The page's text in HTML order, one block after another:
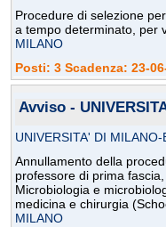
Procedure di selezione
a tempo determinato, per
MILANO
Posti: 3 Scadenza: 23-
Avviso -
UNIVERSITA' DI MILANO-
Annullamento della
professore di prima
Microbiologia e
medicina e chirurgia
MILANO